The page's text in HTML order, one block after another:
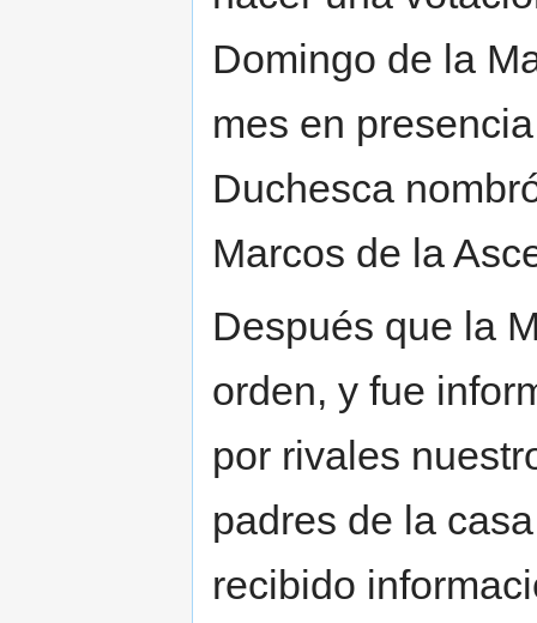
Domingo de la
mes en
Duchesca
Marcos de la
Después que la
orden, y fue
por rivales
padres de la
recibido